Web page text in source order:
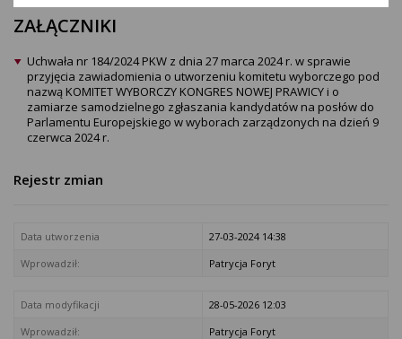
ZAŁĄCZNIKI
Uchwała nr 184/2024 PKW z dnia 27 marca 2024 r. w sprawie
przyjęcia zawiadomienia o utworzeniu komitetu wyborczego pod
nazwą KOMITET WYBORCZY KONGRES NOWEJ PRAWICY i o
zamiarze samodzielnego zgłaszania kandydatów na posłów do
Parlamentu Europejskiego w wyborach zarządzonych na dzień 9
czerwca 2024 r.
Rejestr zmian
Data utworzenia
27-03-2024 14:38
Wprowadził:
Patrycja Foryt
Data modyfikacji
28-05-2026 12:03
Wprowadził:
Patrycja Foryt